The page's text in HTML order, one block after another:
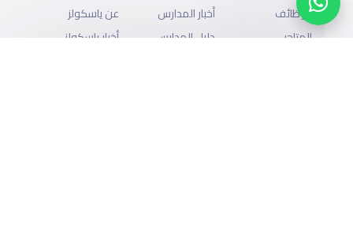
الوظائف
المتاجر
أخبار المدارس
دليل المدارس
عن ياسكولز
أخبار ياسكولز